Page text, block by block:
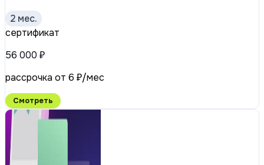
2 мес.
сертификат
56 000 ₽
рассрочка от 6 ₽/мес
Смотреть